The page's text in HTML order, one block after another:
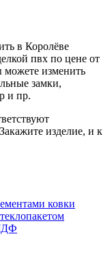
в Королёве
пвх по цене от
можете изменить
замки,
и пр.
изделие, и к
ковки